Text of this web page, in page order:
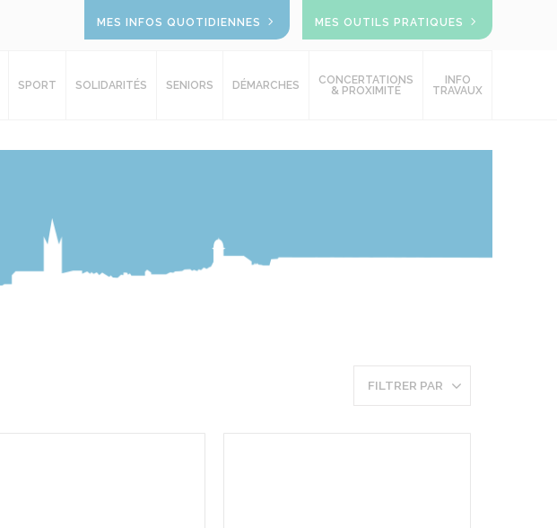
MES INFOS QUOTIDIENNES MES OUTILS PRATIQUES
SPORT SOLIDARITÉS SENIORS DÉMARCHES
CONCERTATIONS
& PROXIMITÉ
INFO
TRAVAUX
FILTRER PAR